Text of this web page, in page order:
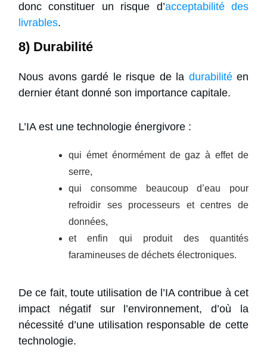
donc constituer un risque d’acceptabilité des
livrables.
8) Durabilité
Nous avons gardé le risque de la durabilitéen
dernier étant donné son importance capitale.
L’IA est une technologie énergivore :
qui émet énormément de gaz à effet de
serre,
qui consomme beaucoup d’eau pour
refroidir ses processeurs et centres de
données,
et enfin qui produit des quantités
faramineuses de déchets électroniques.
De ce fait, toute utilisation de l’IA contribue à cet
impact négatif sur l’environnement, d’où la
nécessité d’une utilisation responsable de cette
technologie.